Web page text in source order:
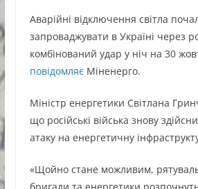
Аварійні відключення світла
запроваджувати в Україні через
комбінований удар у ніч на 30
повідомляєМіненерго.
Міністр енергетики Світлана
що російські війська знову
атаку на енергетичну
«Щойно стане можливим,